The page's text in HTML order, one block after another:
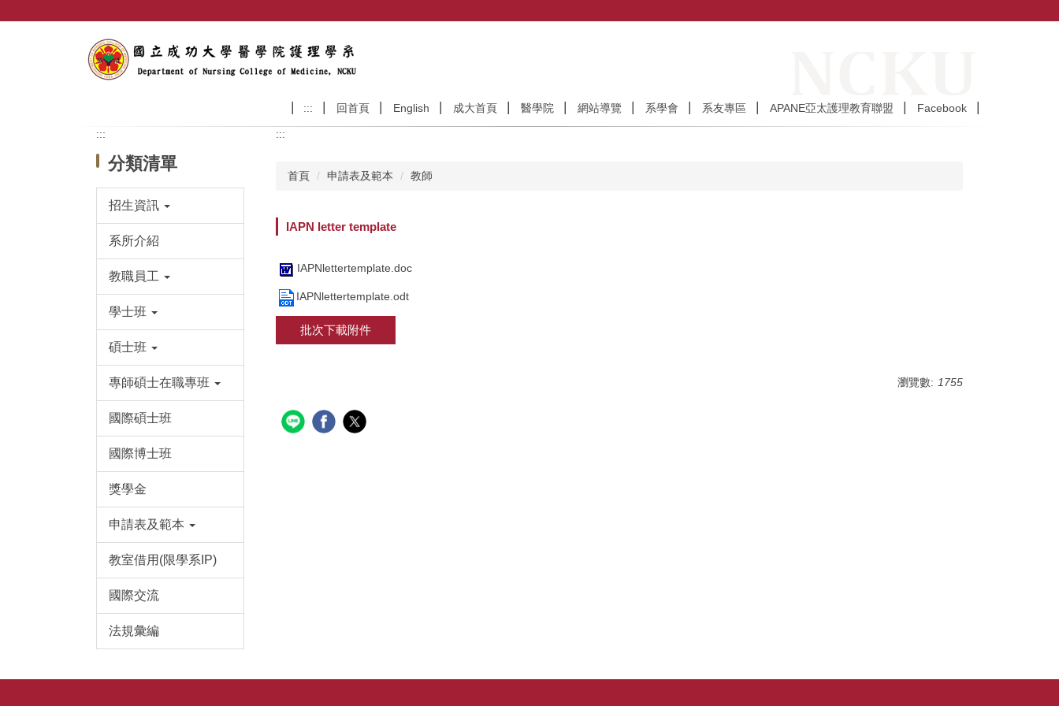
::: 回首頁 English 成大首頁 醫學院 網站導覽 系學會 系友專區 APANE亞太護理教育聯盟 Facebook
:::
分類清單
招生資訊
系所介紹
教職員工
學士班
碩士班
專師碩士在職專班
國際碩士班
國際博士班
獎學金
申請表及範本
教室借用(限學系IP)
國際交流
法規彙編
:::
首頁 申請表及範本 教師
IAPN letter template
IAPNlettertemplate.doc
IAPNlettertemplate.odt
批次下載附件
瀏覽數: 1755